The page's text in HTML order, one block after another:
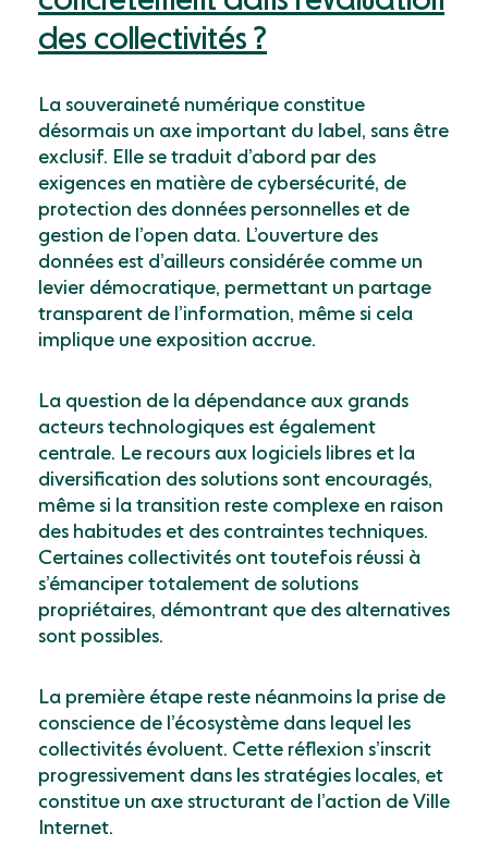
des collectivités ?
La souveraineté numérique constitue
désormais un axe important du label, sans être
exclusif. Elle se traduit d’abord par des
exigences en matière de cybersécurité, de
protection des données personnelles et de
gestion de l’open data. L’ouverture des
données est d’ailleurs considérée comme un
levier démocratique, permettant un partage
transparent de l’information, même si cela
implique une exposition accrue.
La question de la dépendance aux grands
acteurs technologiques est également
centrale. Le recours aux logiciels libres et la
diversification des solutions sont encouragés,
même si la transition reste complexe en raison
des habitudes et des contraintes techniques.
Certaines collectivités ont toutefois réussi à
s’émanciper totalement de solutions
propriétaires, démontrant que des alternatives
sont possibles.
La première étape reste néanmoins la prise de
conscience de l’écosystème dans lequel les
collectivités évoluent. Cette réflexion s’inscrit
progressivement dans les stratégies locales, et
constitue un axe structurant de l’action de Ville
Internet.